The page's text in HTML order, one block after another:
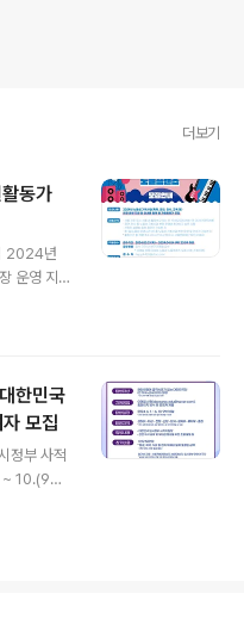
더보기
동가
2024년
운영 지원
)~만 35
랜즈 모집
◎
내·외부 문
및 활동
품 제공
한민국
모집
정부 사적
10.(9박
기준이
연구자 0